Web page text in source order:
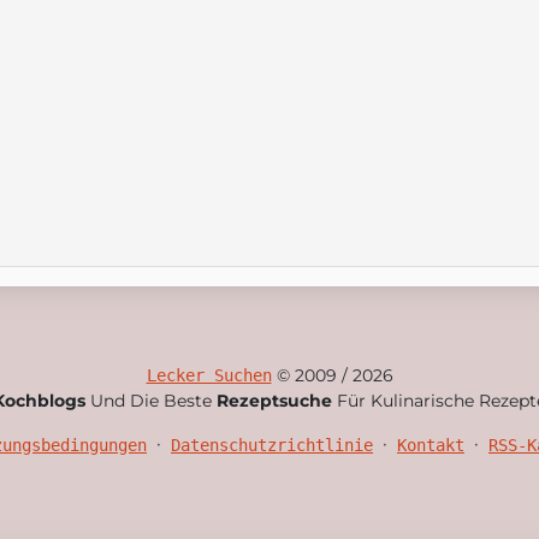
Lecker Suchen© 2009 / 2026
Und Die Beste Rezeptsuche Für Kulinarische
• Datenschutzrichtlinie • Kontakt • RSS-